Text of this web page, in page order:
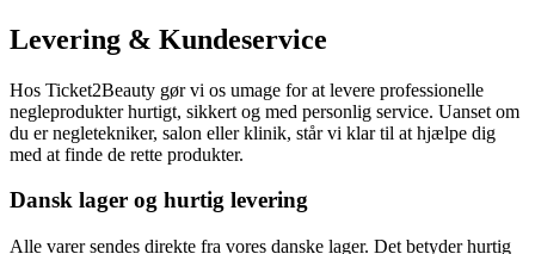
Levering & Kundeservice
Hos Ticket2Beauty gør vi os umage for at levere professionelle
negleprodukter hurtigt, sikkert og med personlig service. Uanset om
du er negletekniker, salon eller klinik, står vi klar til at hjælpe dig
med at finde de rette produkter.
Dansk lager og hurtig levering
Alle varer sendes direkte fra vores danske lager. Det betyder hurtig